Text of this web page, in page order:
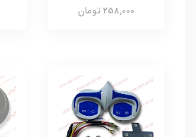
258,000 تومان